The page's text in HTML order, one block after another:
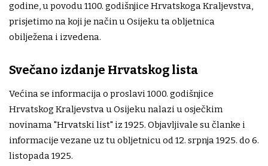
godine, u povodu 1100. godišnjice Hrvatskoga Kraljevstva,
prisjetimo na koji je način u Osijeku ta obljetnica
obilježena i izvedena.
Svečano izdanje Hrvatskog lista
Većina se informacija o proslavi 1000. godišnjice
Hrvatskog Kraljevstva u Osijeku nalazi u osječkim
novinama "Hrvatski list" iz 1925. Objavljivale su članke i
informacije vezane uz tu obljetnicu od 12. srpnja 1925. do 6.
listopada 1925.